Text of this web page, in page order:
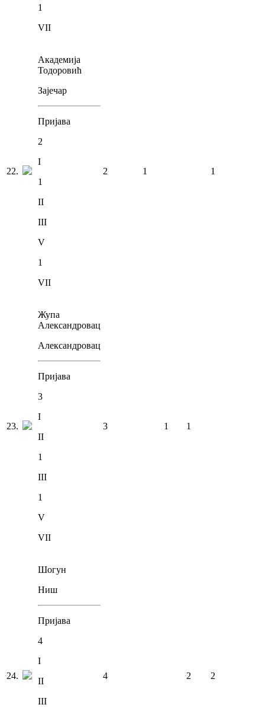
1
VII
22.
Академија
Тодоровић
Зајечар
Пријава
2
I
1
II
III
V
1
VII
2 1 1
23.
Жупа
Александровац
Александровац
Пријава
3
I
II
1
III
1
V
VII
3 1 1
24.
Шогун
Ниш
Пријава
4
I
II
III
4 2 2